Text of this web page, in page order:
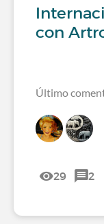
con
Último
29 2